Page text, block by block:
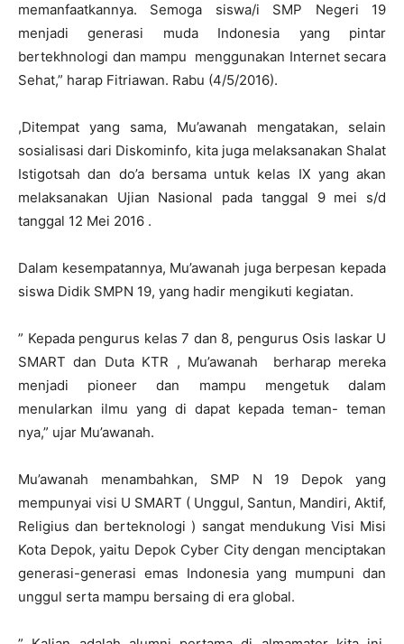
memanfaatkannya. Semoga siswa/i SMP Negeri 19
menjadi generasi muda Indonesia yang pintar
bertekhnologi dan mampu menggunakan Internet secara
Sehat,” harap Fitriawan. Rabu (4/5/2016).
,Ditempat yang sama, Mu’awanah mengatakan, selain
sosialisasi dari Diskominfo, kita juga melaksanakan Shalat
Istigotsah dan do’a bersama untuk kelas IX yang akan
melaksanakan Ujian Nasional pada tanggal 9 mei s/d
tanggal 12 Mei 2016 .
Dalam kesempatannya, Mu’awanah juga berpesan kepada
siswa Didik SMPN 19, yang hadir mengikuti kegiatan.
” Kepada pengurus kelas 7 dan 8, pengurus Osis laskar U
SMART dan Duta KTR , Mu’awanah berharap mereka
menjadi pioneer dan mampu mengetuk dalam
menularkan ilmu yang di dapat kepada teman- teman
nya,” ujar Mu’awanah.
Mu’awanah menambahkan, SMP N 19 Depok yang
mempunyai visi U SMART ( Unggul, Santun, Mandiri, Aktif,
Religius dan berteknologi ) sangat mendukung Visi Misi
Kota Depok, yaitu Depok Cyber City dengan menciptakan
generasi-generasi emas Indonesia yang mumpuni dan
unggul serta mampu bersaing di era global.